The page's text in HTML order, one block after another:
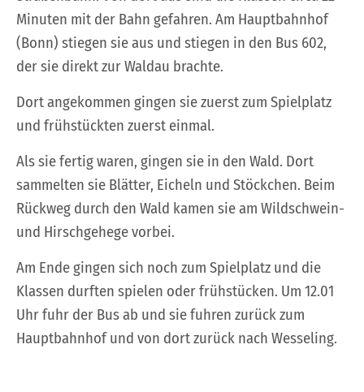
Minuten mit der Bahn gefahren. Am Hauptbahnhof
(Bonn) stiegen sie aus und stiegen in den Bus 602,
der sie direkt zur Waldau brachte.
Dort angekommen gingen sie zuerst zum Spielplatz
und frühstückten zuerst einmal.
Als sie fertig waren, gingen sie in den Wald. Dort
sammelten sie Blätter, Eicheln und Stöckchen. Beim
Rückweg durch den Wald kamen sie am Wildschwein-
und Hirschgehege vorbei.
Am Ende gingen sich noch zum Spielplatz und die
Klassen durften spielen oder frühstücken. Um 12.01
Uhr fuhr der Bus ab und sie fuhren zurück zum
Hauptbahnhof und von dort zurück nach Wesseling.